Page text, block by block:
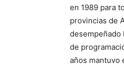
en 1989 para
provincias de
desempeñado
de
años mantuvo